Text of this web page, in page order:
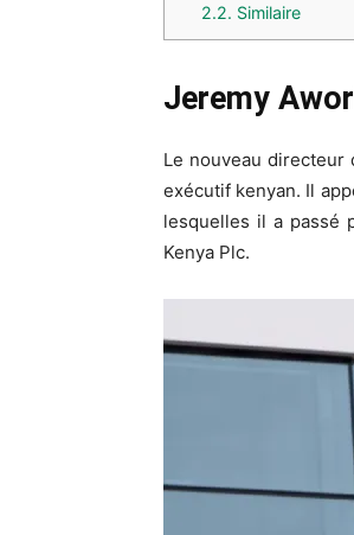
2.2. Similaire
Jeremy
Le nouveau directeur
exécutif kenyan. Il
lesquelles il a passé
Kenya Plc.